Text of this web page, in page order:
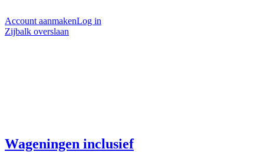
Account aanmakenLog in
Zijbalk overslaan
Wageningen inclusief